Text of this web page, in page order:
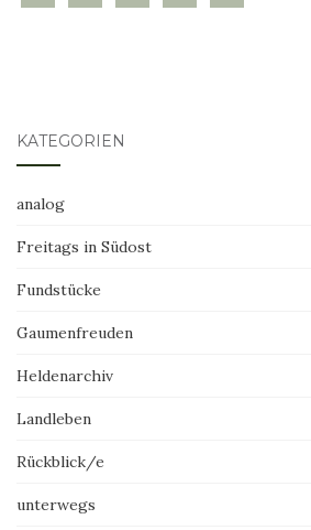
KATEGORIEN
analog
Freitags in Südost
Fundstücke
Gaumenfreuden
Heldenarchiv
Landleben
Rückblick/e
unterwegs